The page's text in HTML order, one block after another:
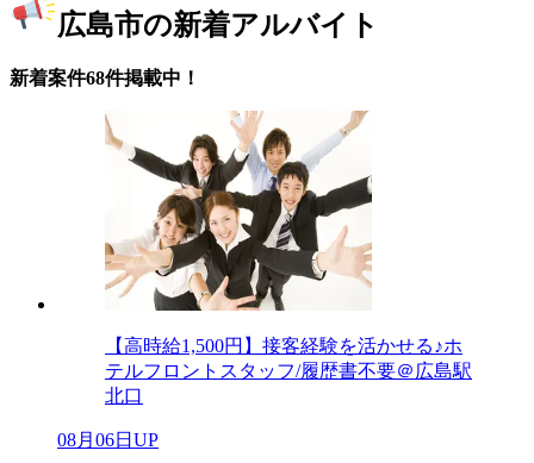
広島市の新着アルバイト
新着案件68件掲載中！
【高時給1,500円】接客経験を活かせる♪ホ
テルフロントスタッフ/履歴書不要＠広島駅
北口
08月06日UP